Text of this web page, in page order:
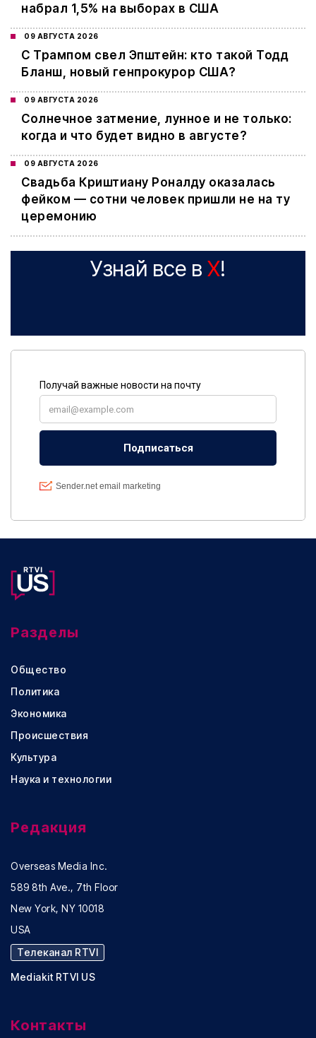
набрал 1,5% на выборах в США
09 АВГУСТА 2026
С Трампом свел Эпштейн: кто такой Тодд
Бланш, новый генпрокурор США?
09 АВГУСТА 2026
Cолнечное затмение, лунное и не только:
когда и что будет видно в августе?
09 АВГУСТА 2026
Свадьба Криштиану Роналду оказалась
фейком — сотни человек пришли не на ту
церемонию
Узнай все в X!
Разделы
Общество
Политика
Экономика
Происшествия
Культура
Наука и технологии
Редакция
Overseas Media Inc.
589 8th Ave., 7th Floor
New York, NY 10018
USA
Телеканал RTVI
Mediakit RTVI US
Контакты